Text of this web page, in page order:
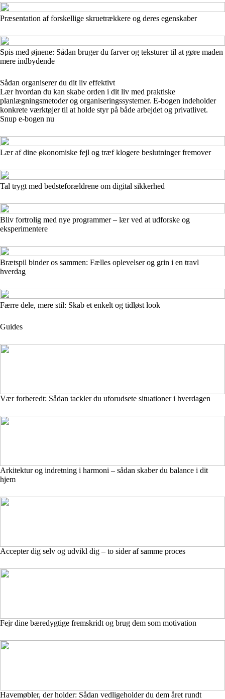
Præsentation af forskellige skruetrækkere og deres egenskaber
Spis med øjnene: Sådan bruger du farver og teksturer til at gøre maden
mere indbydende
Sådan organiserer du dit liv effektivt
Lær hvordan du kan skabe orden i dit liv med praktiske
planlægningsmetoder og organiseringssystemer. E-bogen indeholder
konkrete værktøjer til at holde styr på både arbejdet og privatlivet.
Snup e-bogen nu
Lær af dine økonomiske fejl og træf klogere beslutninger fremover
Tal trygt med bedsteforældrene om digital sikkerhed
Bliv fortrolig med nye programmer – lær ved at udforske og
eksperimentere
Brætspil binder os sammen: Fælles oplevelser og grin i en travl
hverdag
Færre dele, mere stil: Skab et enkelt og tidløst look
Guides
Vær forberedt: Sådan tackler du uforudsete situationer i hverdagen
Arkitektur og indretning i harmoni – sådan skaber du balance i dit
hjem
Accepter dig selv og udvikl dig – to sider af samme proces
Fejr dine bæredygtige fremskridt og brug dem som motivation
Havemøbler, der holder: Sådan vedligeholder du dem året rundt